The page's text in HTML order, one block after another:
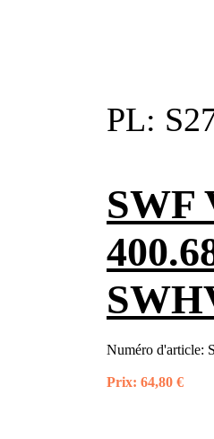
PL:
SWF
Numéro d'article:
Prix: 64,80 €